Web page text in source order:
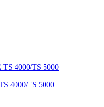
4000/TS 5000